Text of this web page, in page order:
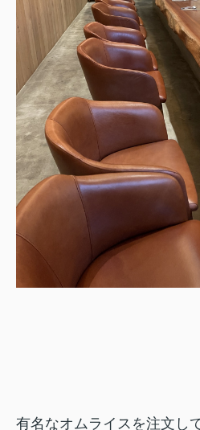
有名なオムライスを注文し